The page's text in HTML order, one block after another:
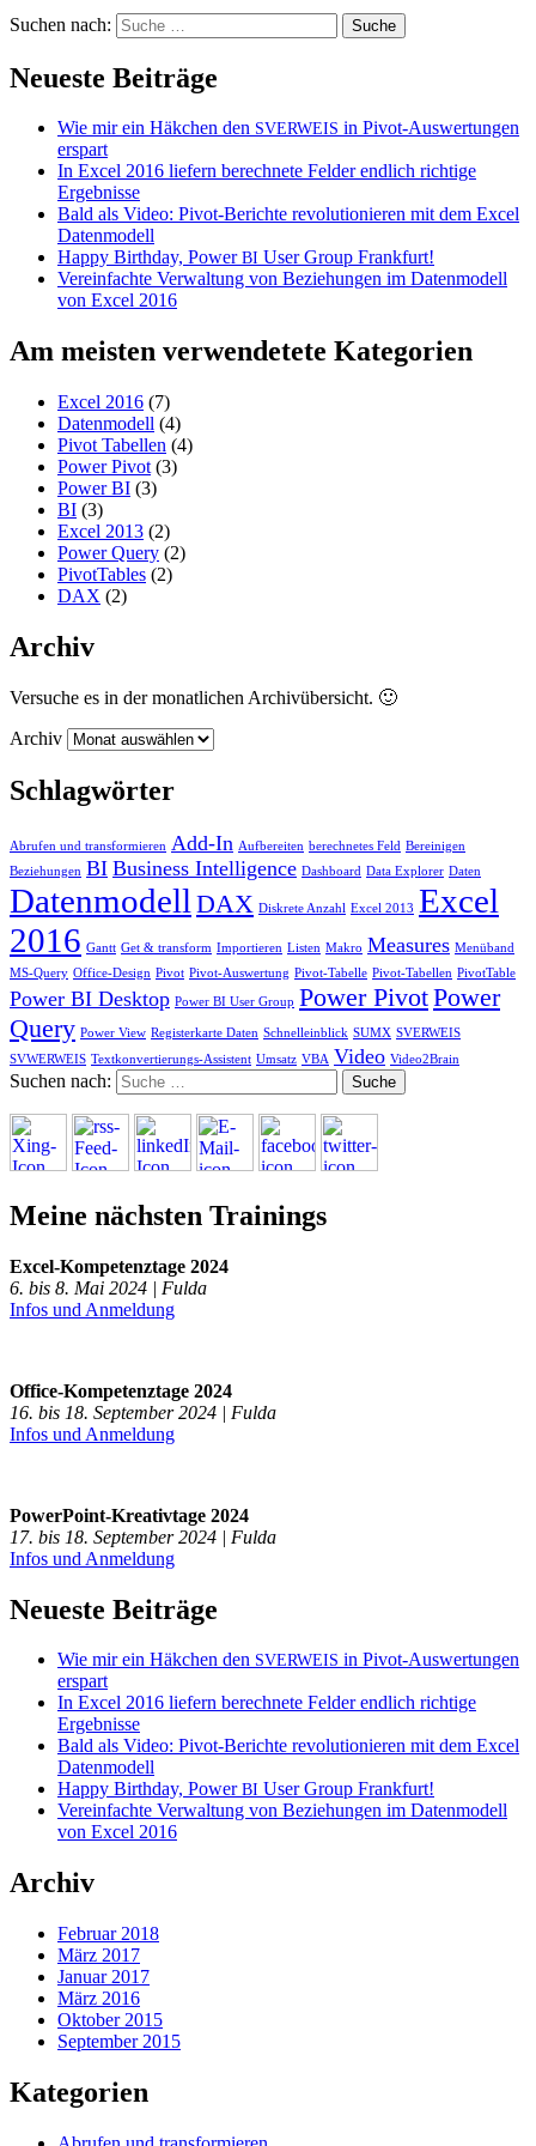
Suchen nach:
Neueste Beiträge
Wie mir ein Häkchen den SVERWEIS in Pivot-Auswertungen
erspart
In Excel 2016 liefern berechnete Felder endlich richtige
Ergebnisse
Bald als Video: Pivot-Berichte revolutionieren mit dem Excel
Datenmodell
Happy Birthday, PowerBI User Group Frankfurt!
Vereinfachte Verwaltung von Beziehungen im Datenmodell
von Excel 2016
Am meisten verwendetete Kategorien
Excel 2016 (7)
Datenmodell (4)
Pivot Tabellen (4)
Power Pivot (3)
Power BI (3)
BI (3)
Excel 2013 (2)
Power Query (2)
PivotTables (2)
DAX (2)
Archiv
Versuche es in der monatlichen Archivübersicht. 🙂
Archiv
Schlagwörter
Abrufen und transformieren Add-In Aufbereiten berechnetes Feld Bereinigen
Beziehungen BI Business Intelligence Dashboard Data Explorer Daten
Datenmodell DAX Diskrete Anzahl Excel 2013 Excel
2016 Gantt Get & transform Importieren Listen Makro Measures Menüband
MS-Query Office-Design Pivot Pivot-Auswertung Pivot-Tabelle Pivot-Tabellen PivotTable
Power BI Desktop Power BI User Group Power PivotPower
Query Power View Registerkarte Daten Schnelleinblick SUMX SVERWEIS
SVWERWEIS Textkonvertierungs-Assistent Umsatz VBA Video Video2Brain
Suchen nach:
Meine nächsten Trainings
Excel-Kompetenztage 2024
6. bis 8. Mai 2024 | Fulda
Infos und Anmeldung
Office-Kompetenztage 2024
16. bis 18. September 2024 | Fulda
Infos und Anmeldung
PowerPoint-Kreativtage 2024
17. bis 18. September 2024 | Fulda
Infos und Anmeldung
Neueste Beiträge
Wie mir ein Häkchen den SVERWEIS in Pivot-Auswertungen
erspart
In Excel 2016 liefern berechnete Felder endlich richtige
Ergebnisse
Bald als Video: Pivot-Berichte revolutionieren mit dem Excel
Datenmodell
Happy Birthday, PowerBI User Group Frankfurt!
Vereinfachte Verwaltung von Beziehungen im Datenmodell
von Excel 2016
Archiv
Februar 2018
März 2017
Januar 2017
März 2016
Oktober 2015
September 2015
Kategorien